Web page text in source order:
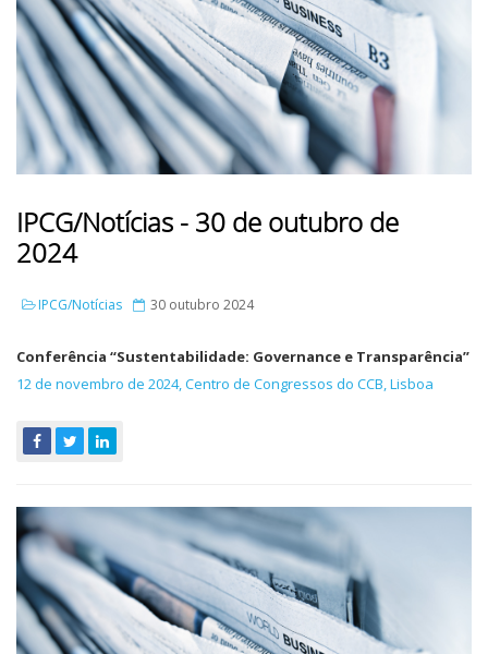
IPCG/Notícias - 30 de outubro de
2024
IPCG/Notícias 30 outubro 2024
Conferência “Sustentabilidade: Governance e Transparência”
12 de novembro de 2024, Centro de Congressos do CCB, Lisboa